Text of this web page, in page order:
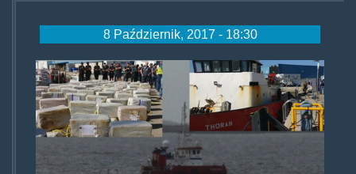
8 Październik, 2017 - 18:30
thoran.jpg